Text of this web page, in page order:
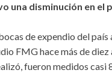
una disminución en el
de expendio del
FMG hace más de
fueron medidos